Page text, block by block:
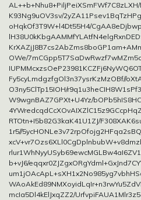
K93Ng9uOV3sv/
oHqkOf3T9W+l4Dt55H4/
OWe/
Fy5cyLmdgzfgOl3n37ysrKzMzOBf//
O3ny5ClTp15IOH/
W9wgnBAZ7GPXt+U4Yz/
RTOtn+I5b82G3kaK41U1ZJ/
1r5//
b+vJ6/
mcIa5Dl4kElJxqZZ2/